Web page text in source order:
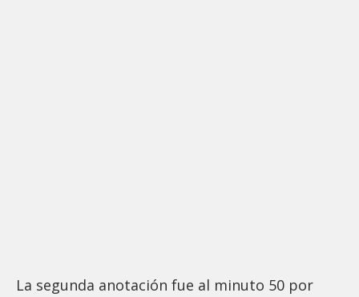
La segunda anotación fue al minuto 50 por